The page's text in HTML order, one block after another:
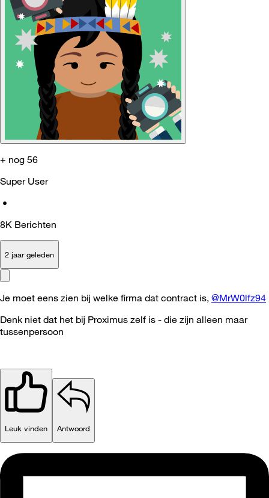
+ nog 56
Super User
•
8K Berichten
2 jaar geleden
Je moet eens zien bij welke firma dat contract is, @MrW0lfz94
Denk niet dat het bij Proximus zelf is - die zijn alleen maar
tussenpersoon
Leuk vinden Antwoord